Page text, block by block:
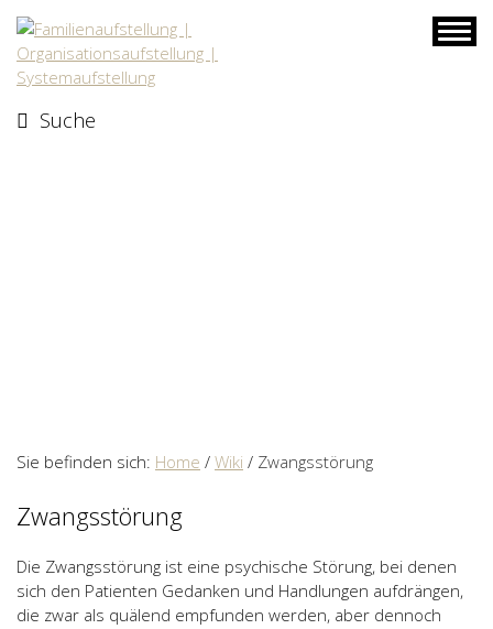
Skip
content
Suche
Sie befinden sich: Home / Wiki / Zwangsstörung
Zwangsstörung
Die Zwangsstörung ist eine psychische Störung, bei denen
sich den Patienten Gedanken und Handlungen aufdrängen,
die zwar als quälend empfunden werden, aber dennoch